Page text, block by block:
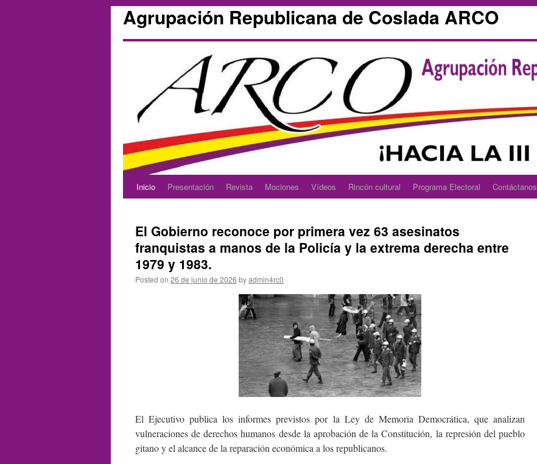
Agrupación Republicana de Coslada ARCO
Skip
content
Inicio Presentación Revista Mociones Vídeos Rincón cultural Programa Electoral Contáctanos
El Gobierno reconoce por primera vez 63 asesinatos
franquistas a manos de la Policía y la extrema derecha entre
1979 y 1983.
Posted on 26 de junio de 2026 byadmin4rc0
El Ejecutivo publica los informes previstos por la Ley de Memoria Democrática, que analizan
vulneraciones de derechos humanos desde la aprobación de la Constitución, la represión del pueblo
gitano y el alcance de la reparación económica a los republicanos.